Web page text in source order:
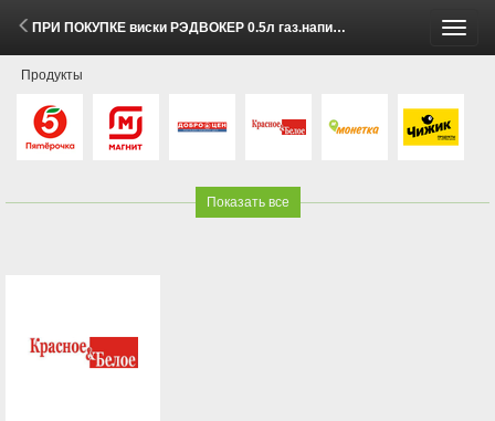
ПРИ ПОКУПКЕ виски РЭДВОКЕР 0.5л газ.напиток ЭКСПОРТ СТАЙЛ КЛАССИК КОЛА 0.5л за 1 рубль (2 - 8 Июня 2026)
Продукты
Показать все